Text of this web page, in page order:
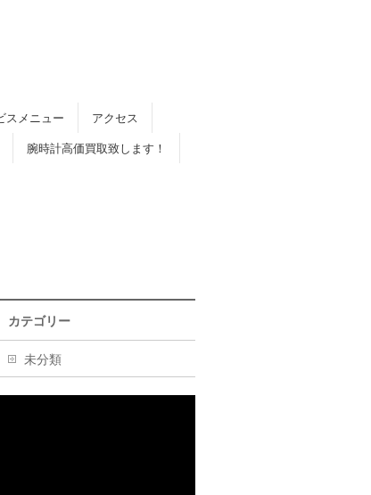
スメニュー アクセス
腕時計高価買取致します！
カテゴリー
未分類